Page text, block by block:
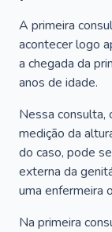
A primeira
acontecer logo
a chegada da
anos de idade.
Nessa consulta,
medição da
do caso, pode
externa da
uma enfermeira
Na primeira